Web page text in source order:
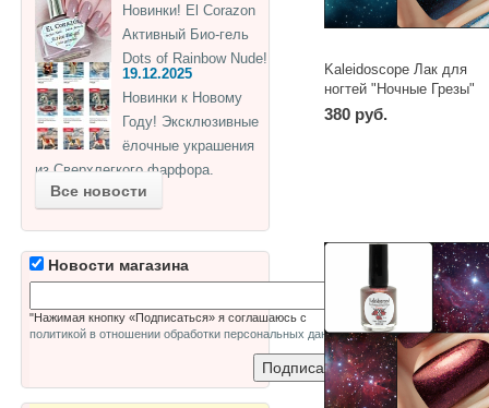
Kaleidoscope Лак для
ногтей "Ночные Грезы"
№nd-12 Рыбы 15 мл
380 руб.
Новинки! El Corazon
Активный Био-гель
Dots of Rainbow Nude!
19.12.2025
Новинки к Новому
Году! Эксклюзивные
ёлочные украшения
из Сверхлегкого фарфора.
Все новости
Новости магазина
"Нажимая кнопку «Подписаться» я соглашаюсь с
политикой в отношении обработки персональных данных"